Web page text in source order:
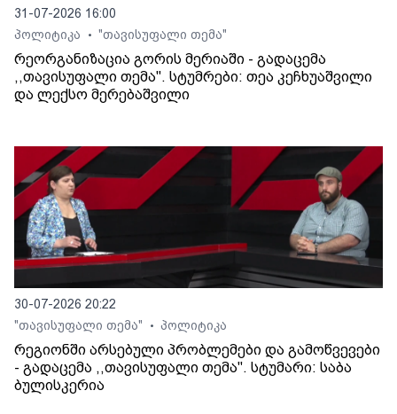
31-07-2026 16:00
პოლიტიკა
• "თავისუფალი თემა"
რეორგანიზაცია გორის მერიაში - გადაცემა
,,თავისუფალი თემა". სტუმრები: თეა კეჩხუაშვილი
და ლექსო მერებაშვილი
30-07-2026 20:22
"თავისუფალი თემა"
• პოლიტიკა
რეგიონში არსებული პრობლემები და გამოწვევები
- გადაცემა ,,თავისუფალი თემა". სტუმარი: საბა
ბულისკერია